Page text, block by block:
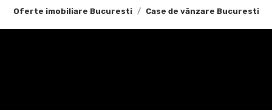
Oferte imobiliare Bucuresti Case de vânzare Bucuresti
stradă, în prezent închiriat, generând astfel venit lunar